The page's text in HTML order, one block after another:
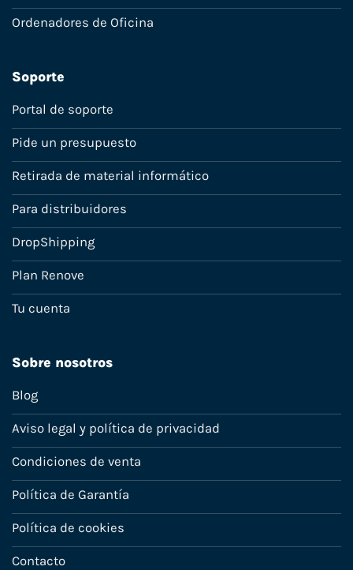
Ordenadores de Oficina
Soporte
Portal de soporte
Pide un presupuesto
Retirada de material informático
Para distribuidores
DropShipping
Plan Renove
Tu cuenta
Sobre nosotros
Blog
Aviso legal y política de privacidad
Condiciones de venta
Política de Garantía
Política de cookies
Contacto